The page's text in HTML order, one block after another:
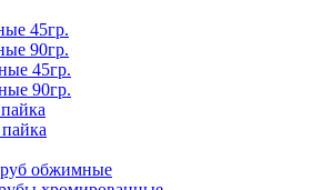
45гр.
90гр.
45гр.
90гр.
обжимные